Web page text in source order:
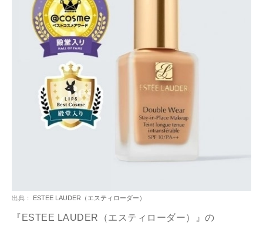
出典： ESTEE LAUDER（エスティローダー）
『ESTEE LAUDER（エスティローダー）』の